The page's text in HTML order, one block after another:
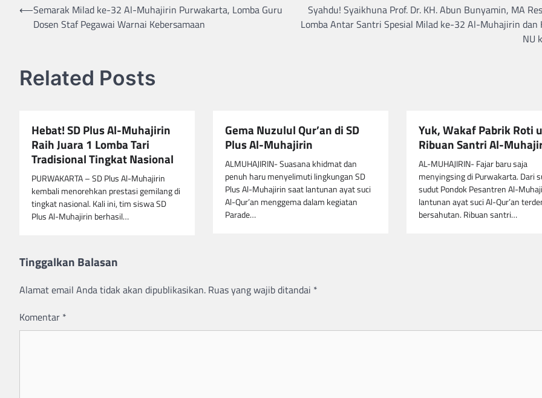
Navigasi
pos
⟵Semarak Milad ke-32 Al-Muhajirin Purwakarta, Lomba Guru
Dosen Staf Pegawai Warnai Kebersamaan
Syahdu! Syaikhuna Prof. Dr. KH. Abun Bunyamin, MA
Lomba Antar Santri Spesial Milad ke-32 Al-Muhajirin dan
NU
Related Posts
Hebat! SD Plus Al-Muhajirin
Raih Juara 1 Lomba Tari
Tradisional Tingkat Nasional
PURWAKARTA – SD Plus Al-Muhajirin
kembali menorehkan prestasi gemilang di
tingkat nasional. Kali ini, tim siswa SD
Plus Al-Muhajirin berhasil…
Gema Nuzulul Qur’an di SD
Plus Al-Muhajirin
ALMUHAJIRIN- Suasana khidmat dan
penuh haru menyelimuti lingkungan SD
Plus Al-Muhajirin saat lantunan ayat suci
Al-Qur’an menggema dalam kegiatan
Parade…
Yuk, Wakaf Pabrik Roti
Ribuan Santri Al-
AL-MUHAJIRIN- Fajar baru saja
menyingsing di Purwakarta. Dari
sudut Pondok Pesantren Al-
lantunan ayat suci Al-Qur’an
bersahutan. Ribuan santri…
Tinggalkan Balasan
Alamat email Anda tidak akan dipublikasikan. Ruas yang wajib ditandai *
Komentar *